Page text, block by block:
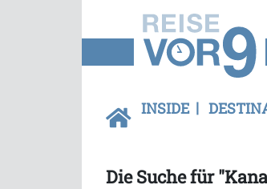
INSIDE
Die Suche für